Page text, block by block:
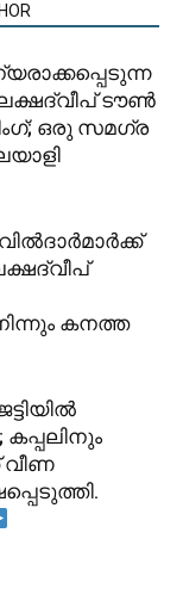
ടൗൺ
ഒരു സമഗ്ര
കനത്ത
കപ്പലിനും
വീണ